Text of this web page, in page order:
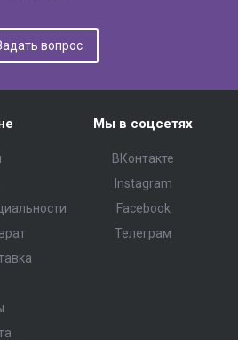
вопрос
Мы в соцсетях
ВКонтакте
Instagram
Facebook
Телеграм